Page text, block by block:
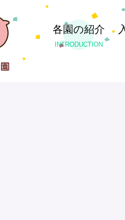
各園の紹介
INTRODUCTION